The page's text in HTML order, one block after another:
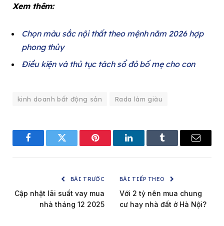
Xem thêm:
Chọn màu sắc nội thất theo mệnh năm 2026 hợp
phong thủy
Điều kiện và thủ tục tách sổ đỏ bố mẹ cho con
kinh doanh bất động sản Rada làm giàu
FacebookTwitter Pinterest LinkedInTumblr Email
BÀI TRƯỚC
Cập nhật lãi suất vay mua
nhà tháng 12 2025
BÀI TIẾP THEO
Với 2 tỷ nên mua chung
cư hay nhà đất ở Hà Nội?